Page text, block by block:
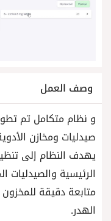
وصف العمل
صيدليات ومخازن
يهدف النظام إلى
الرئيسية
متابعة دقيقة
الهدر.